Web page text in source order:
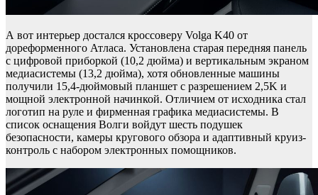
А вот интерьер достался кроссоверу Volga K40 от
дореформенного Атласа. Установлена старая передняя панель
с цифровой приборкой (10,2 дюйма) и вертикальным экраном
медиасистемы (13,2 дюйма), хотя обновленные машины
получили 15,4-дюймовый планшет с разрешением 2,5K и
мощной электронной начинкой. Отличием от исходника стал
логотип на руле и фирменная графика медиасистемы. В
список оснащения Волги войдут шесть подушек
безопасности, камеры кругового обзора и адаптивный круиз-
контроль с набором электронных помощников.